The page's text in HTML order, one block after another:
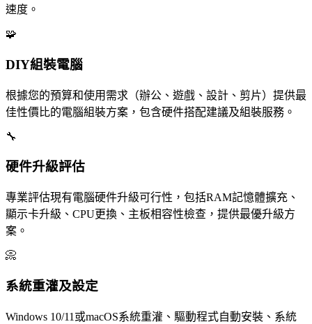
速度。
🧩
DIY組裝電腦
根據您的預算和使用需求（辦公、遊戲、設計、剪片）提供最
佳性價比的電腦組裝方案，包含硬件搭配建議及組裝服務。
🔧
硬件升級評估
專業評估現有電腦硬件升級可行性，包括RAM記憶體擴充、
顯示卡升級、CPU更換、主板相容性檢查，提供最優升級方
案。
📀
系統重灌及設定
Windows 10/11或macOS系統重灌、驅動程式自動安裝、系統